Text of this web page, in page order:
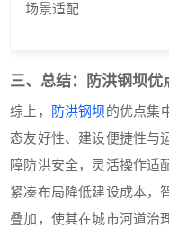
场景适配
三、总结：防洪钢坝
综上， 防洪钢坝的优点集
态友好性、建设便捷性与
障防洪安全，灵活操作适
紧凑布局降低建设成本，
叠加，使其在城市河道治